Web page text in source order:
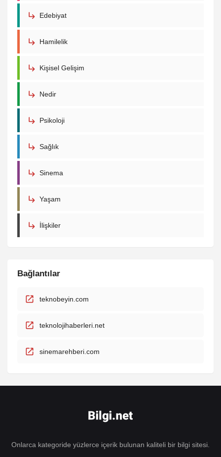
Edebiyat
Hamilelik
Kişisel Gelişim
Nedir
Psikoloji
Sağlık
Sinema
Yaşam
İlişkiler
Bağlantılar
teknobeyin.com
teknolojihaberleri.net
sinemarehberi.com
Onlarca kategoride yüzlerce içerik bulunan kaliteli bir bilgi sitesi.